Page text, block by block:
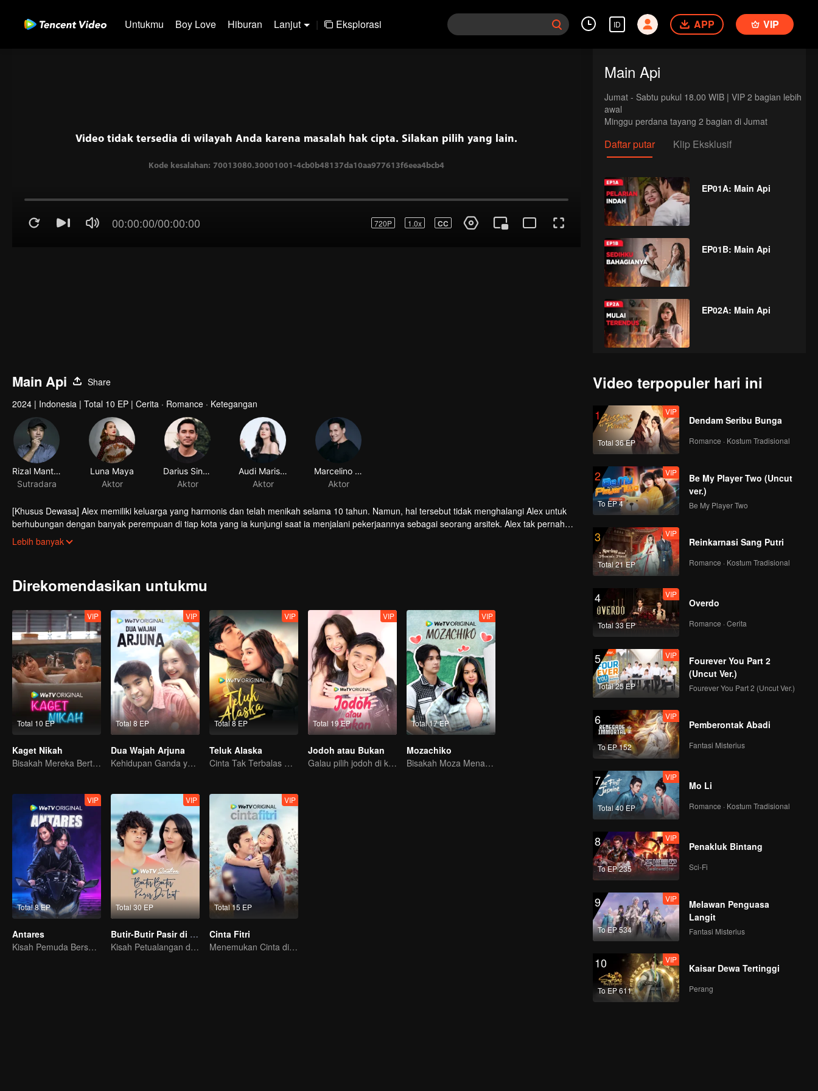
Untukmu Boy Love Hiburan Lanjut | Eksplorasi ID APP VIP
00:00:00/00:00:00 720P 1.0x CC
Main Api
Jumat - Sabtu pukul 18.00 WIB | VIP 2 bagian lebih
awal
Minggu perdana tayang 2 bagian di Jumat
Daftar putar Klip Eksklusif
EP01A: Main Api
EP01B: Main Api
EP02A: Main Api
VIP
VIP EP03B: Main Api
VIP EP05A: Main Api
VIP
VIP
VIP
VIP EP07A: Main Api
VIP
Main Api
Share
2024 | Indonesia | Total 10 EP | Cerita · Romance · Ketegangan
Rizal Mantovani
Sutradara
Luna Maya
Aktor
Darius Sinathrya
Aktor
Audi Marissa
Aktor
Marcelino Lefrandt
Aktor
[Khusus Dewasa] Alex memiliki keluarga yang harmonis dan telah menikah selama 10 tahun. Namun, hal tersebut tidak menghalangi Alex untuk
berhubungan dengan banyak perempuan di tiap kota yang ia kunjungi saat ia menjalani pekerjaannya sebagai seorang arsitek. Alex tak pernah
gagal untuk membuat setiap perempuan yang ia jumpai terpana oleh karisma dan ketampanannya. Namun, saat Alex berjumpa dengan Nadine
dan mengetahui jika ia adalah istri dari seorang investor terkemuka, Alex menantang dirinya sendiri untuk memenangkan hati Nadine. Satu hal
Lebih banyak
Direkomendasikan untukmu
Total 10 EP
VIP
Kaget Nikah
Bisakah Mereka Bertahan dari Ultimatum Pernikahan?
Total 8 EP
VIP
Dua Wajah Arjuna
Kehidupan Ganda yang Rumit
Total 8 EP
VIP
Teluk Alaska
Cinta Tak Terbalas Masa Kecil
Total 19 EP
VIP
Jodoh atau Bukan
Galau pilih jodoh di kota kecil
Total 17 EP
VIP
Mozachiko
Bisakah Moza Menaklukkan Hati Chiko?
Total 8 EP
VIP
Antares
Kisah Pemuda Bersemangat
Total 30 EP
VIP
Butir-Butir Pasir di Laut
Kisah Petualangan dan Pertumbuhan di Laut
Total 15 EP
VIP
Cinta Fitri
Menemukan Cinta di Jakarta di Tengah Keputusasaan
Video terpopuler hari ini
1
Total 36 EP
VIP
Dendam Seribu Bunga
Romance · Kostum Tradisional
2
To EP 4
VIP
Be My Player Two (Uncut
ver.)
Be My Player Two
3
Total 21 EP
VIP
Reinkarnasi Sang Putri
Romance · Kostum Tradisional
4
Total 33 EP
VIP
Overdo
Romance · Cerita
5
Total 25 EP
VIP
Fourever You Part 2
(Uncut Ver.)
Fourever You Part 2 (Uncut Ver.)
6
To EP 152
VIP
Pemberontak Abadi
Fantasi Misterius
7
Total 40 EP
VIP
Mo Li
Romance · Kostum Tradisional
8
To EP 235
VIP
Penakluk Bintang
Sci-Fi
9
To EP 534
VIP
Melawan Penguasa
Langit
Fantasi Misterius
10
To EP 611
VIP
Kaisar Dewa Tertinggi
Perang